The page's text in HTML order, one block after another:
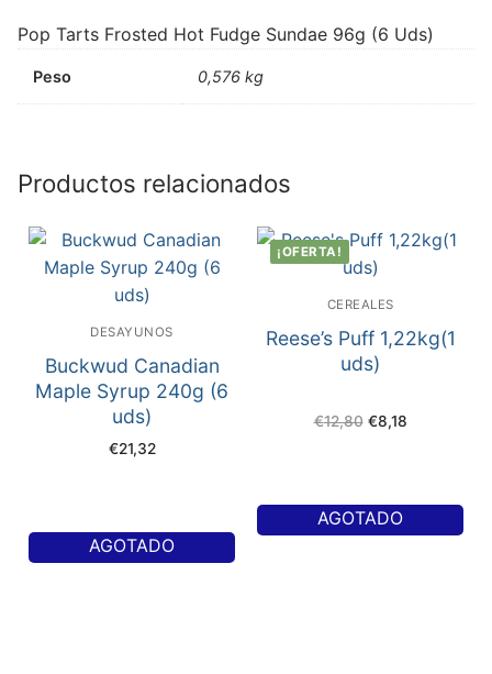
Pop Tarts Frosted Hot Fudge Sundae 96g (6 Uds)
Peso 0,576 kg
Productos relacionados
DESAYUNOS
Buckwud Canadian
Maple Syrup 240g (6
uds)
€21,32
AGOTADO
¡OFERTA!
CEREALES
Reese’s Puff 1,22kg(1
uds)
€12,80 €8,18
AGOTADO